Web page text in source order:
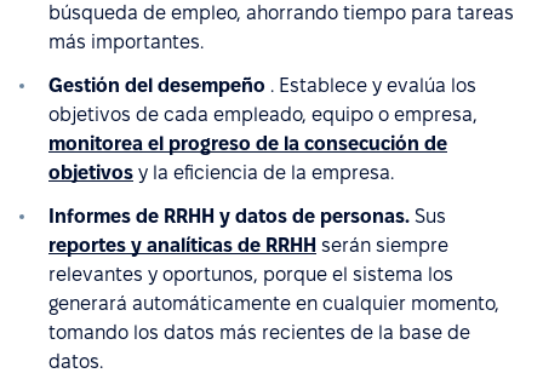
búsqueda de empleo, ahorrando tiempo para tareas
más importantes.
Gestión del desempeño . Establece y evalúa los
objetivos de cada empleado, equipo o empresa,
monitorea el progreso de la consecución de
objetivos y la eficiencia de la empresa.
Informes de RRHH y datos de personas. Sus
reportes y analíticas de RRHH serán siempre
relevantes y oportunos, porque el sistema los
generará automáticamente en cualquier momento,
tomando los datos más recientes de la base de
datos.